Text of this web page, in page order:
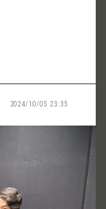
2024/10/05 23:35